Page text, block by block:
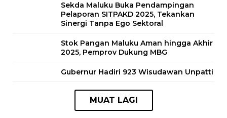
Sekda Maluku Buka Pendampingan
Pelaporan SITPAKD 2025, Tekankan
Sinergi Tanpa Ego Sektoral
Stok Pangan Maluku Aman hingga Akhir
2025, Pemprov Dukung MBG
Gubernur Hadiri 923 Wisudawan Unpatti